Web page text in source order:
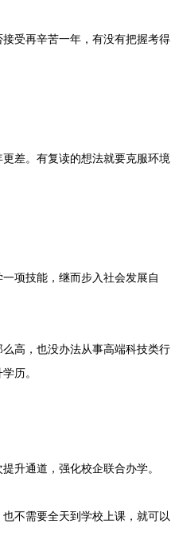
受再辛苦一年，有没有把握考得
差。有复读的想法就要克服环境
项技能，继而步入社会发展自
高，也没办法从事高端科技类行
历。
通道，强化校企联合办学。
不需要全天到学校上课，就可以